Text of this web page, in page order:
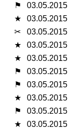
⚑
03.05.2015
★
03.05.2015
✂
03.05.2015
★
03.05.2015
★
03.05.2015
⚑
03.05.2015
⚑
03.05.2015
★
03.05.2015
⚑
03.05.2015
★
03.05.2015